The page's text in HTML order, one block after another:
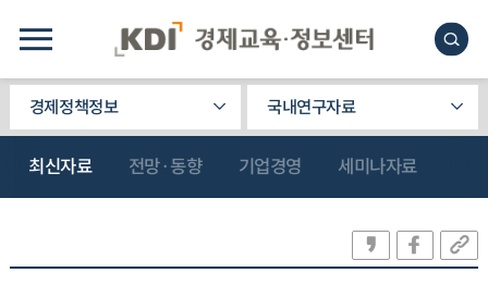
경제정책정보 국내연구자료
최신자료 전망·동향 기업경영 세미나자료